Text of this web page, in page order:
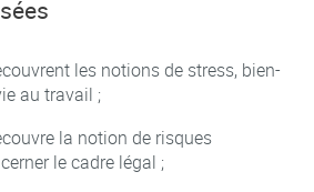
les notions de stress, bien-
au travail ;
la notion de risques
le cadre légal ;